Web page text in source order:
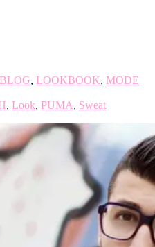
BLOG, LOOKBOOK, MODE
, Look, PUMA, Sweat